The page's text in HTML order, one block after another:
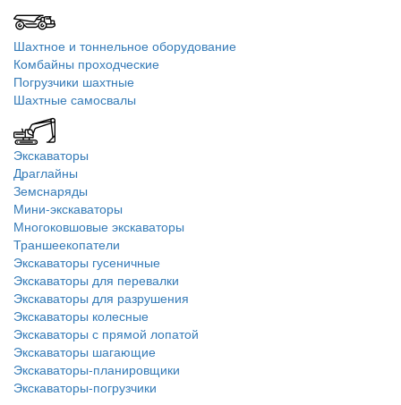
Шахтное и тоннельное оборудование
Комбайны проходческие
Погрузчики шахтные
Шахтные самосвалы
Экскаваторы
Драглайны
Земснаряды
Мини-экскаваторы
Многоковшовые экскаваторы
Траншеекопатели
Экскаваторы гусеничные
Экскаваторы для перевалки
Экскаваторы для разрушения
Экскаваторы колесные
Экскаваторы с прямой лопатой
Экскаваторы шагающие
Экскаваторы-планировщики
Экскаваторы-погрузчики